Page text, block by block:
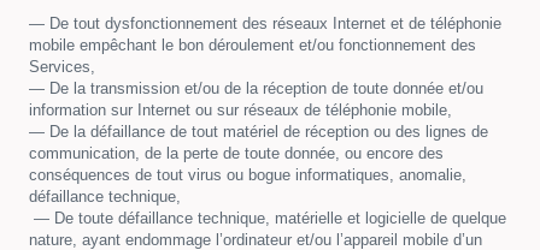
— De tout dysfonctionnement des réseaux Internet et de téléphonie
mobile empêchant le bon déroulement et/ou fonctionnement des
Services,
— De la transmission et/ou de la réception de toute donnée et/ou
information sur Internet ou sur réseaux de téléphonie mobile,
— De la défaillance de tout matériel de réception ou des lignes de
communication, de la perte de toute donnée, ou encore des
conséquences de tout virus ou bogue informatiques, anomalie,
défaillance technique,
— De toute défaillance technique, matérielle et logicielle de quelque
nature, ayant endommage l’ordinateur et/ou l’appareil mobile d’un